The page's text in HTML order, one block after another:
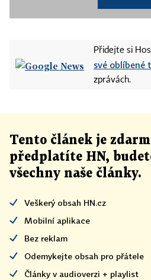
Přidejte si
své oblíbené
zprávách.
Tento článek je
předplatíte HN,
všechny naše články.
Veškerý obsah HN.cz
Mobilní aplikace
Bez reklam
Odemykejte obsah pro přátele
Články v audioverzi + playlist